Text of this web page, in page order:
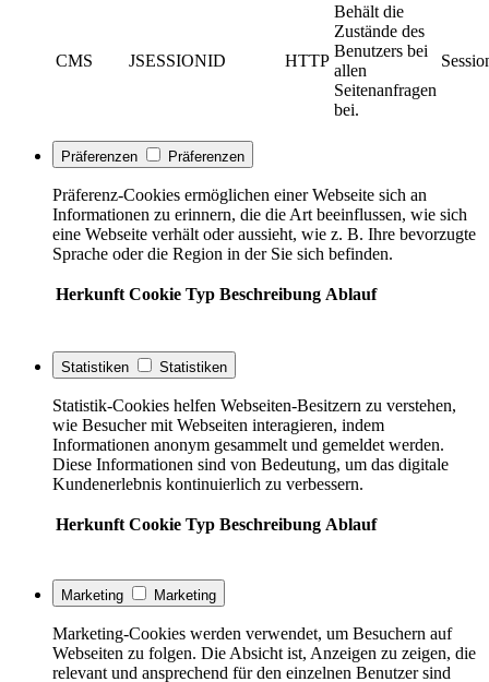
CMS JSESSIONID HTTP
Behält die
Zustände des
Benutzers bei
allen
Seitenanfragen
bei.
Präferenzen Präferenzen
Präferenz-Cookies ermöglichen einer Webseite sich an
Informationen zu erinnern, die die Art beeinflussen, wie sich
eine Webseite verhält oder aussieht, wie z. B. Ihre bevorzugte
Sprache oder die Region in der Sie sich befinden.
Herkunft Cookie Typ Beschreibung Ablauf
Statistiken Statistiken
Statistik-Cookies helfen Webseiten-Besitzern zu verstehen,
wie Besucher mit Webseiten interagieren, indem
Informationen anonym gesammelt und gemeldet werden.
Diese Informationen sind von Bedeutung, um das digitale
Kundenerlebnis kontinuierlich zu verbessern.
Herkunft Cookie Typ Beschreibung Ablauf
Marketing Marketing
Marketing-Cookies werden verwendet, um Besuchern auf
Webseiten zu folgen. Die Absicht ist, Anzeigen zu zeigen, die
relevant und ansprechend für den einzelnen Benutzer sind